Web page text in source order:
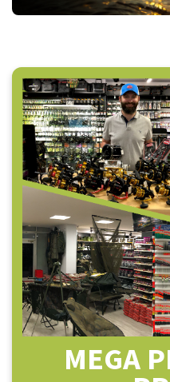
MEGA